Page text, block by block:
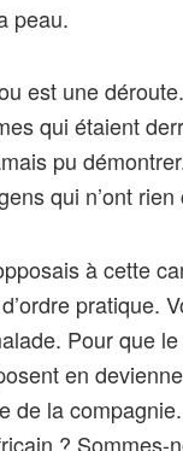
peau.
est une
qui étaient
pu
qui n’ont rien
à cette
pratique.
Pour que
en
de la
?